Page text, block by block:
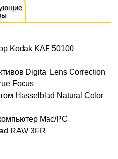
Kodak KAF 50100
Digital Lens Correction
Focus
Hasselblad Natural Color
Mac/PC
RAW 3FR